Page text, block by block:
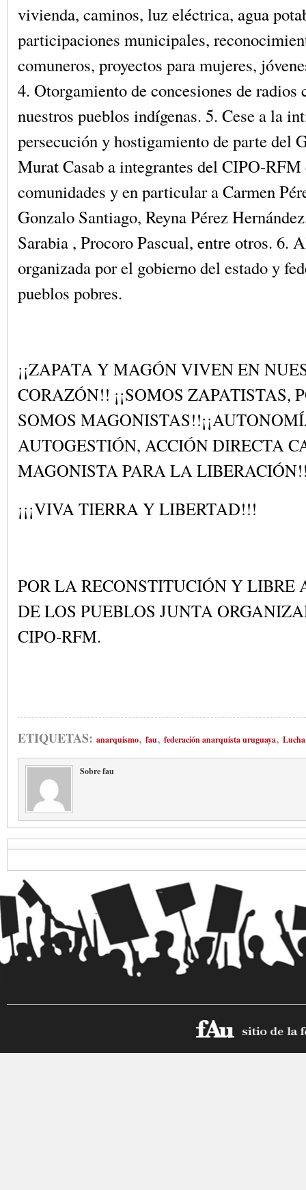
vivienda, caminos, luz eléctrica, agua
participaciones municipales,
comuneros, proyectos para mujeres,
4. Otorgamiento de concesiones de radios
nuestros pueblos indígenas. 5. Cese a la
persecución y hostigamiento de parte del
Murat Casab a integrantes del CIPO-RFM
comunidades y en particular a Carmen
Gonzalo Santiago, Reyna Pérez
Sarabia , Procoro Pascual, entre otros. 6.
organizada por el gobierno del estado y
pueblos pobres.
¡¡ZAPATA Y MAGÓN VIVEN EN
CORAZÓN!! ¡¡SOMOS ZAPATISTAS,
SOMOS
AUTOGESTIÓN, ACCIÓN DIRECTA
MAGONISTA PARA LA
¡¡¡VIVA TIERRA Y LIBERTAD!!!
POR LA RECONSTITUCIÓN Y LIBRE
DE LOS PUEBLOS JUNTA
CIPO-RFM.
ETIQUETAS: anarquismo, fau, federación anarquista uruguaya,
Sobre fau